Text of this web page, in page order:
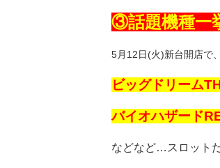
③話題機種一
5月12日(火)新台開店で、
ビッグドリーム
バイオハザード
などなど…スロット